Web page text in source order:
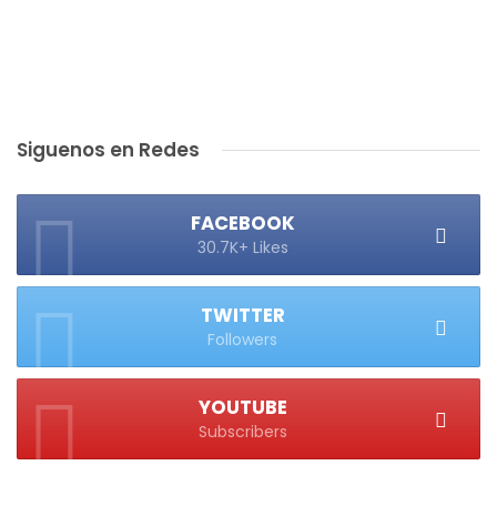
Siguenos en Redes
FACEBOOK
30.7K+ Likes
TWITTER
Followers
YOUTUBE
Subscribers